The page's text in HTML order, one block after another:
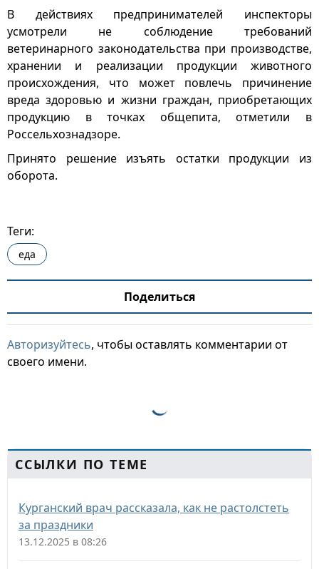
В действиях предпринимателей инспекторы
усмотрели не соблюдение требований
ветеринарного законодательства при производстве,
хранении и реализации продукции животного
происхождения, что может повлечь причинение
вреда здоровью и жизни граждан, приобретающих
продукцию в точках общепита, отметили в
Россельхознадзоре.
Принято решение изъять остатки продукции из
оборота.
Теги:
еда
Поделиться
Авторизуйтесь, чтобы оставлять комментарии от
своего имени.
ССЫЛКИ ПО ТЕМЕ
Курганский врач рассказала, как не растолстеть
за праздники
13.12.2025 в 08:26